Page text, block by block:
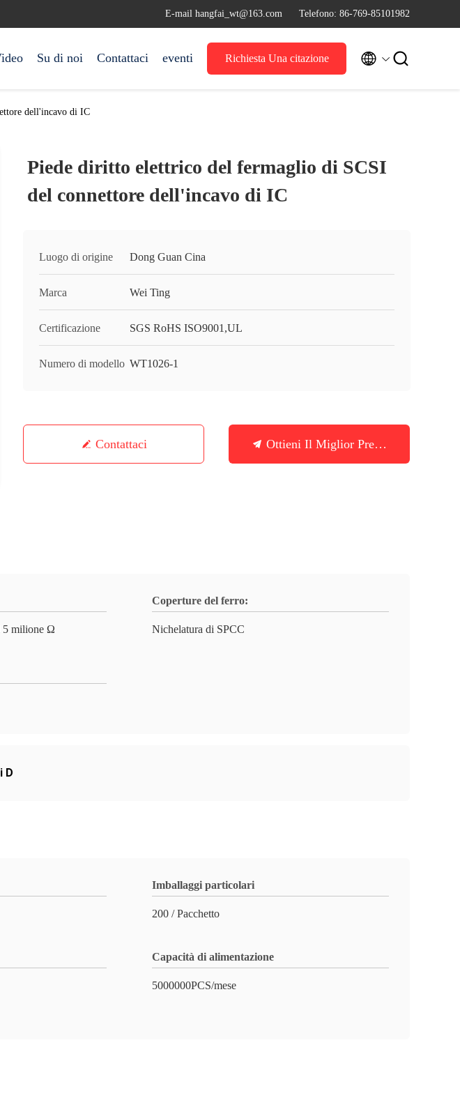
E-mail hangfai_wt@163.com Telefono: 86-769-85101982
Su di noi Contattaci eventi Richiesta Una citazione  
dell'incavo di IC
Piede diritto elettrico del fermaglio di SCSI
del connettore dell'incavo di IC
Luogo di origine Dong Guan Cina
Marca Wei Ting
Certificazione SGS RoHS ISO9001,UL
Numero di modello WT1026-1
Contattaci Ottieni Il Miglior Prezzo
5 milione Ω
Coperture del ferro:
Nichelatura di SPCC
D
Imballaggi particolari
200 / Pacchetto
Capacità di alimentazione
5000000PCS/mese